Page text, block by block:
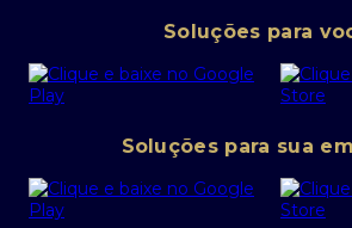
Canal de denúncias
Política de Segurança Cibernética
Portal da Privacidade
PRSAC
Regras e Parâmetros de Atuação
Abra sua conta PJ
SafraPay
Cartão Safra Empresas
Empréstimo e financiamentos PJ
Soluções para
Soluções para sua